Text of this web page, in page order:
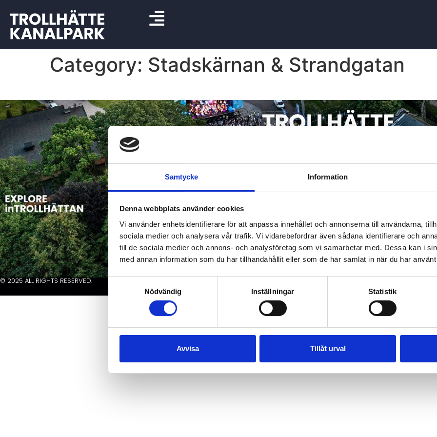
Samtycke Information
Denna webbplats använder cookies
Vi använder enhetsidentifierare för att anpassa innehållet och annonserna till användarna,
sociala medier och analysera vår trafik. Vi vidarebefordrar även sådana identifierare och
till de sociala medier och annons- och analysföretag som vi samarbetar med. Dessa kan i
med annan information som du har tillhandahållit eller som de har samlat in när du har
Nödvändig
Inställningar Statistik
Avvisa Tillåt urval
Category: Stadskärnan & Strandgatan
© 2025 ALL RIGHTS RESERVED.